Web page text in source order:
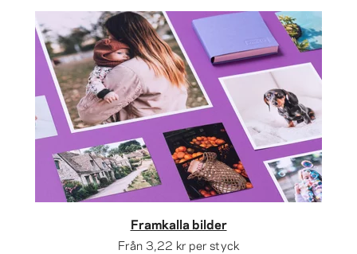
Framkalla bilder
Från 3,22 kr per styck